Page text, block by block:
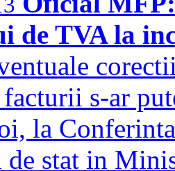
de TVA la
facturii s-ar
la
de stat in